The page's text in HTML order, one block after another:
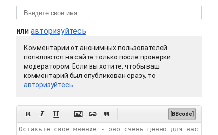
или авторизуйтесь
Комментарии от анонимных пользователей
появляются на сайте только после проверки
модератором. Если вы хотите, чтобы ваш
комментарий был опубликован сразу, то
авторизуйтесь
      [BBcode]